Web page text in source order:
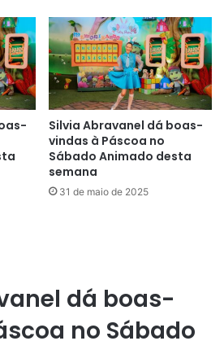
Silvia Abravanel dá boas-
vindas à Páscoa no
Sábado Animado desta
semana
31 de maio de 2025
dá boas-
no Sábado